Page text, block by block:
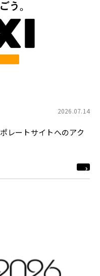
2026.07.14
レートサイトへのアク